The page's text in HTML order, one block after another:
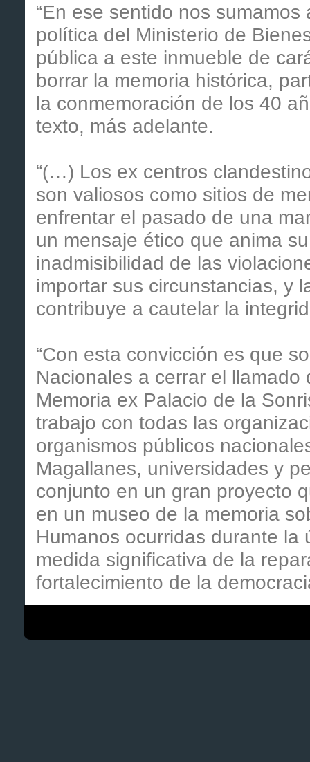
“En ese sentido nos
política del Ministerio de
pública a este inmueble de
borrar la memoria histórica,
la conmemoración de los 40
texto, más adelante.
“(…) Los ex centros
son valiosos como sitios de
enfrentar el pasado de una
un mensaje ético que anima
inadmisibilidad de las
importar sus circunstancias, y
contribuye a cautelar la
“Con esta convicción es que
Nacionales a cerrar el
Memoria ex Palacio de la
trabajo con todas las
organismos públicos
Magallanes, universidades y
conjunto en un gran proyecto
en un museo de la memoria
Humanos ocurridas durante la
medida significativa de la
fortalecimiento de la